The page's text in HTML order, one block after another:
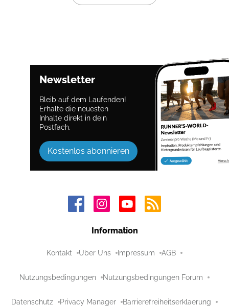
Newsletter
Bleib auf dem Laufenden!
Erhalte die neuesten
Inhalte direkt in dein
Postfach.
Kostenlos abonnieren
Information
Kontakt Über Uns Impressum AGB
Nutzungsbedingungen Nutzungsbedingungen Forum
Datenschutz Privacy Manager Barrierefreiheitserklaerung